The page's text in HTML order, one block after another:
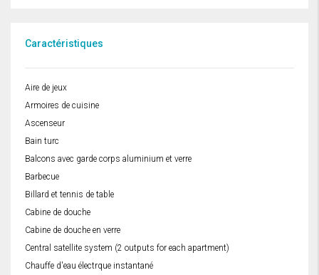
Caractéristiques
Aire de jeux
Armoires de cuisine
Ascenseur
Bain turc
Balcons avec garde corps aluminium et verre
Barbecue
Billard et tennis de table
Cabine de douche
Cabine de douche en verre
Central satellite system (2 outputs for each apartment)
Chauffe d'eau électrque instantané